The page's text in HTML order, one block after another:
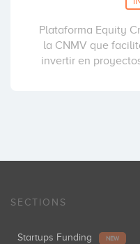
Plataforma Equity
la CNMV que
invertir en
SECTIONS
Startups Funding NEW